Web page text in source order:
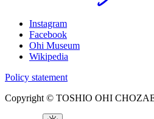
Instagram
Facebook
Ohi Museum
Wikipedia
Policy statement
Copyright © TOSHIO OHI